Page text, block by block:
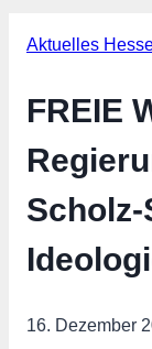
Aktuelles
FREIE
16. Dezember